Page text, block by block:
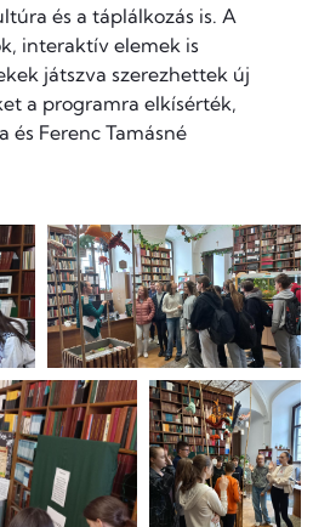
és a táplálkozás is. A
interaktív elemek is
játszva szerezhettek új
a programra elkísérték,
és Ferenc Tamásné